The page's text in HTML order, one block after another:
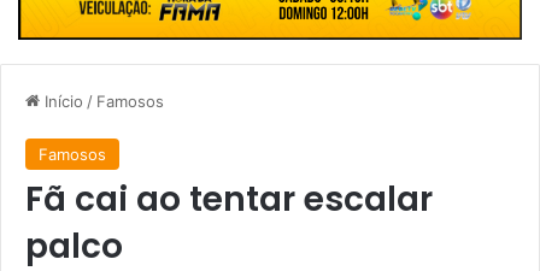
Início / Famosos
Famosos
Fã cai ao tentar escalar
palco